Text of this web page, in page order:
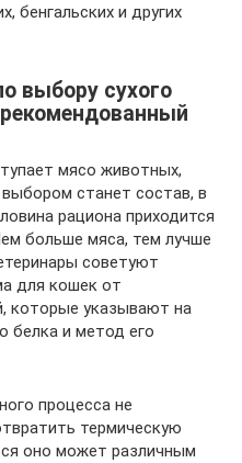
бенгальских и других
выбору сухого
мясо животных,
станет состав, в
рациона приходится
больше мяса, тем лучше
советуют
для кошек от
которые указывают на
белка и метод его
процесса не
термическую
оно может различным